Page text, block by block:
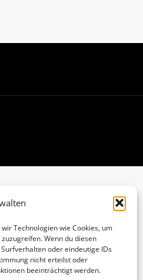
Technologien wie Cookies, um
Wenn du diesen
oder eindeutige IDs
nicht erteilst oder
beeinträchtigt werden.